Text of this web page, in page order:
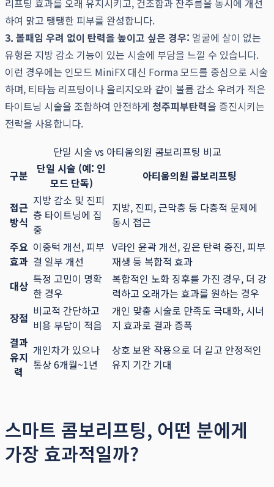
리프팅 효과를 오래 유지시키고, 건조함과 잔주름을 동시에 개선
하여 맑고 탱탱한 피부를 완성합니다.
3. 볼패임 우려 없이 탄력을 높이고 싶은 경우: 얼굴에 살이 없는
유형은 지방 감소 기능이 있는 시술에 부담을 느낄 수 있습니다.
이런 경우에는 인모드 MiniFX 대신 Forma 모드를 중심으로 시술
하며, 티타늄 리프팅이나 올리지오와 같이 볼륨 감소 우려가 적은
타이트닝 시술을 조합하여 안전하게 청주피부탄력을 증진시키는
전략을 사용합니다.
단일 시술 vs 아티움의원 콤보리프팅 비교
구분
단일 시술 (예: 인
모드 단독)
아티움의원 콤보리프팅
접근
방식
지방 감소 및 진피
층 타이트닝에 집
중
지방, 진피, 근막층 등 다층적 문제에
동시 접근
주요
효과
이중턱 개선, 피부
결 일부 개선
V라인 윤곽 개선, 깊은 탄력 증진, 피부
재생 등 복합적 효과
대상 특정 고민이 명확
한 경우
복합적인 노화 징후를 가진 경우, 더 강
력하고 오래가는 효과를 원하는 경우
장점 비교적 간단하고
비용 부담이 적음
개인 맞춤 시술로 만족도 극대화, 시너
지 효과로 결과 증폭
결과
유지
력
개인차가 있으나
통상 6개월~1년
상호 보완 작용으로 더 길고 안정적인
유지 기간 기대
스마트 콤보리프팅, 어떤 분에게
가장 효과적일까?